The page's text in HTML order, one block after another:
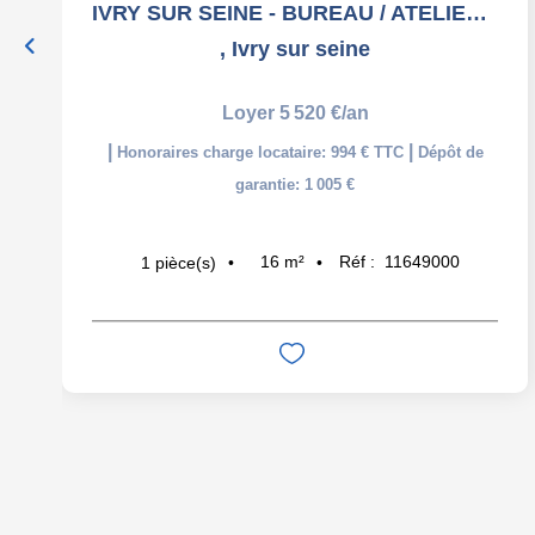
IVRY SUR SEINE - BUREAU / ATELIER - 15,80 m2
, Ivry sur seine
Loyer 5 520 €/an
Honoraires charge locataire: 994 € TTC
Dépôt de
garantie: 1 005 €
1 pièce(s) 16 m² Réf : 11649000